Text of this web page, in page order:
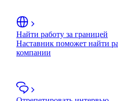
Найти работу за границей
Наставник поможет найти
компании